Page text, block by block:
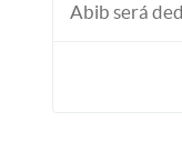
Abib será